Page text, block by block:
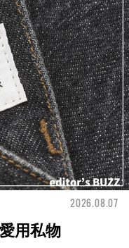
2026.08.07
用私物